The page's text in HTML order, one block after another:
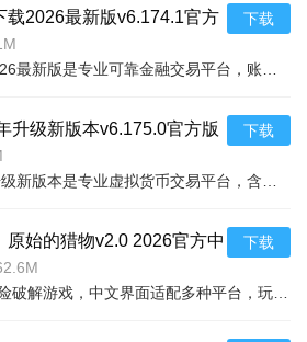
载2026最新版v6.174.1官方
下载
升级新版本v6.175.0官方版 下载
原始的猎物v2.0 2026官方中
下载